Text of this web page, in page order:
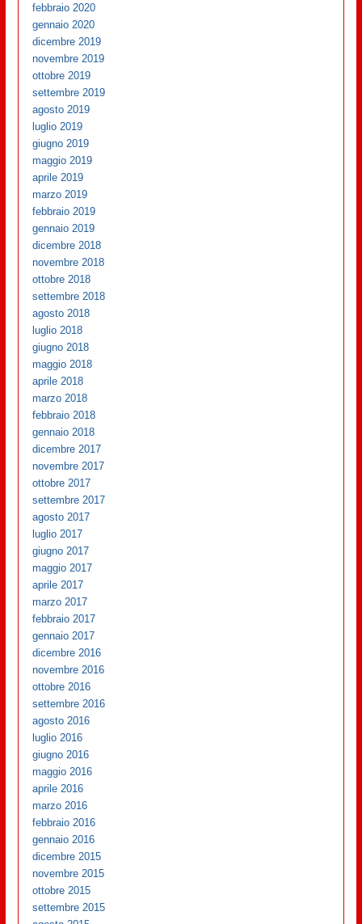
febbraio 2020
gennaio 2020
dicembre 2019
novembre 2019
ottobre 2019
settembre 2019
agosto 2019
luglio 2019
giugno 2019
maggio 2019
aprile 2019
marzo 2019
febbraio 2019
gennaio 2019
dicembre 2018
novembre 2018
ottobre 2018
settembre 2018
agosto 2018
luglio 2018
giugno 2018
maggio 2018
aprile 2018
marzo 2018
febbraio 2018
gennaio 2018
dicembre 2017
novembre 2017
ottobre 2017
settembre 2017
agosto 2017
luglio 2017
giugno 2017
maggio 2017
aprile 2017
marzo 2017
febbraio 2017
gennaio 2017
dicembre 2016
novembre 2016
ottobre 2016
settembre 2016
agosto 2016
luglio 2016
giugno 2016
maggio 2016
aprile 2016
marzo 2016
febbraio 2016
gennaio 2016
dicembre 2015
novembre 2015
ottobre 2015
settembre 2015